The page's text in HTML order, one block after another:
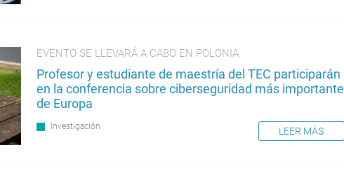
EVENTO SE LLEVARÁ A CABO EN POLONIA
Profesor y estudiante de maestría del TEC participarán
en la conferencia sobre ciberseguridad más importante
de Europa
Investigación LEER MÁS